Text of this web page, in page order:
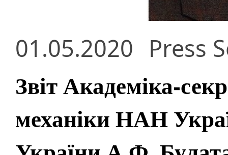
01.05.2020 Press
Звіт Академіка-
механіки НАН